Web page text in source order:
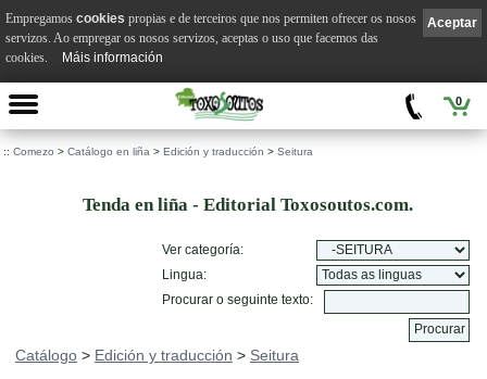
0
:: Comezo > Catálogo en liña > Edición y traducción > Seitura
Tenda en liña - Editorial Toxosoutos.com.
Ver categoría:
Lingua:
Procurar o seguinte texto:
Catálogo > Edición y traducción > Seitura
Aceptar
Empregamos cookies propias e de terceiros que nos permiten ofrecer os nosos
servizos. Ao empregar os nosos servizos, aceptas o uso que facemos das
cookies.
Máis información